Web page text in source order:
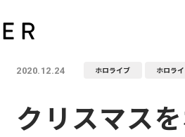
2020.12.24
クリスマス
ホロライブ ホロラ